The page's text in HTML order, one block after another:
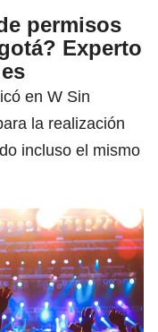
permisos
Experto
en W Sin
la realización
incluso el mismo